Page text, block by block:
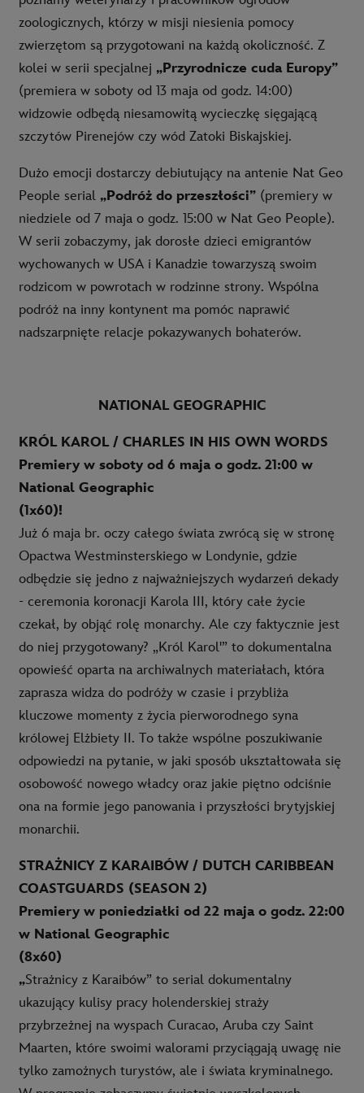
zoologicznych, którzy w misji niesienia pomocy
zwierzętom są przygotowani na każdą okoliczność. Z
kolei w serii specjalnej „Przyrodnicze cuda Europy”
(premiera w soboty od 13 maja od godz. 14:00)
widzowie odbędą niesamowitą wycieczkę sięgającą
szczytów Pirenejów czy wód Zatoki Biskajskiej.
Dużo emocji dostarczy debiutujący na antenie Nat Geo
People serial „Podróż do przeszłości” (premiery w
niedziele od 7 maja o godz. 15:00 w Nat Geo People).
W serii zobaczymy, jak dorosłe dzieci emigrantów
wychowanych w USA i Kanadzie towarzyszą swoim
rodzicom w powrotach w rodzinne strony. Wspólna
podróż na inny kontynent ma pomóc naprawić
nadszarpnięte relacje pokazywanych bohaterów.
NATIONAL GEOGRAPHIC
KRÓL KAROL / CHARLES IN HIS OWN WORDS
Premiery w soboty od 6 maja o godz. 21:00 w
National Geographic
(1x60)!
Już 6 maja br. oczy całego świata zwrócą się w stronę
Opactwa Westminsterskiego w Londynie, gdzie
odbędzie się jedno z najważniejszych wydarzeń dekady
- ceremonia koronacji Karola III, który całe życie
czekał, by objąć rolę monarchy. Ale czy faktycznie jest
do niej przygotowany? „Król Karol'” to dokumentalna
opowieść oparta na archiwalnych materiałach, która
zaprasza widza do podróży w czasie i przybliża
kluczowe momenty z życia pierworodnego syna
królowej Elżbiety II. To także wspólne poszukiwanie
odpowiedzi na pytanie, w jaki sposób ukształtowała się
osobowość nowego władcy oraz jakie piętno odciśnie
ona na formie jego panowania i przyszłości brytyjskiej
monarchii.
STRAŻNICY Z KARAIBÓW / DUTCH CARIBBEAN
COASTGUARDS (SEASON 2)
Premiery w poniedziałki od 22 maja o godz. 22:00
w National Geographic
(8x60)
„Strażnicy z Karaibów” to serial dokumentalny
ukazujący kulisy pracy holenderskiej straży
przybrzeżnej na wyspach Curacao, Aruba czy Saint
Maarten, które swoimi walorami przyciągają uwagę nie
tylko zamożnych turystów, ale i świata kryminalnego.